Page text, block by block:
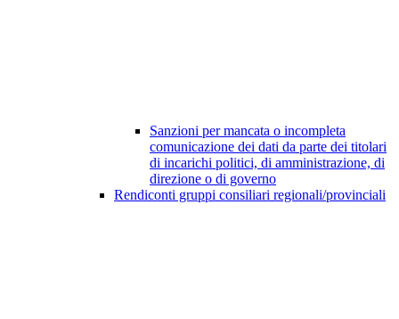
Sanzioni per mancata o incompleta
comunicazione dei dati da parte dei titolari
di incarichi politici, di amministrazione, di
direzione o di governo
Rendiconti gruppi consiliari regionali/provinciali